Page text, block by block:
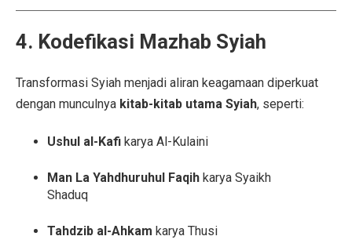
4. Kodefikasi Mazhab Syiah
Transformasi Syiah menjadi aliran keagamaan diperkuat
dengan munculnya kitab-kitab utama Syiah, seperti:
Ushul al-Kafi karya Al-Kulaini
Man La Yahdhuruhul Faqih karya Syaikh
Shaduq
Tahdzib al-Ahkam karya Thusi